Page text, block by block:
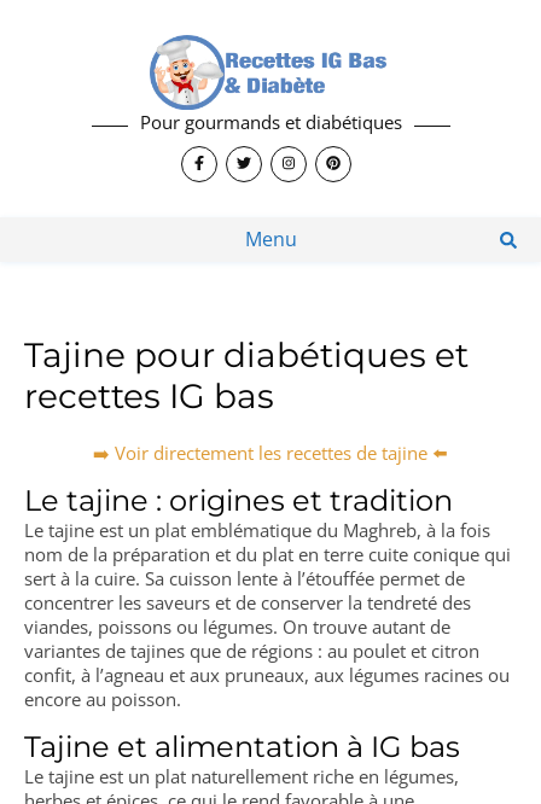
Pour gourmands et diabétiques
Menu
Tajine pour diabétiques et
recettes IG bas
➡️ Voir directement les recettes de tajine ⬅️
Le tajine : origines et tradition
Le tajine est un plat emblématique du Maghreb, à la fois
nom de la préparation et du plat en terre cuite conique qui
sert à la cuire. Sa cuisson lente à l’étouffée permet de
concentrer les saveurs et de conserver la tendreté des
viandes, poissons ou légumes. On trouve autant de
variantes de tajines que de régions : au poulet et citron
confit, à l’agneau et aux pruneaux, aux légumes racines ou
encore au poisson.
Tajine et alimentation à IG bas
Le tajine est un plat naturellement riche en légumes,